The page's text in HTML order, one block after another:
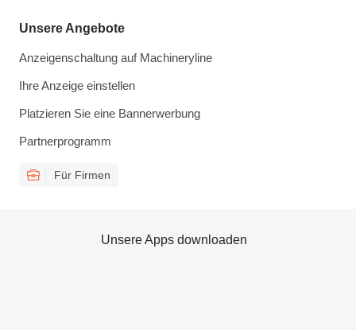
Unsere Angebote
Anzeigenschaltung auf Machineryline
Ihre Anzeige einstellen
Platzieren Sie eine Bannerwerbung
Partnerprogramm
Für Firmen
Unsere Apps downloaden